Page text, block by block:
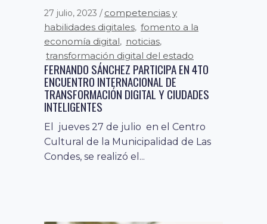
27 julio, 2023
competencias y
habilidades digitales, fomento a la
economía digital, noticias,
transformación digital del estado
FERNANDO SÁNCHEZ PARTICIPA EN 4TO
ENCUENTRO INTERNACIONAL DE
TRANSFORMACIÓN DIGITAL Y CIUDADES
INTELIGENTES
El jueves 27 de julio en el Centro
Cultural de la Municipalidad de Las
Condes, se realizó el...